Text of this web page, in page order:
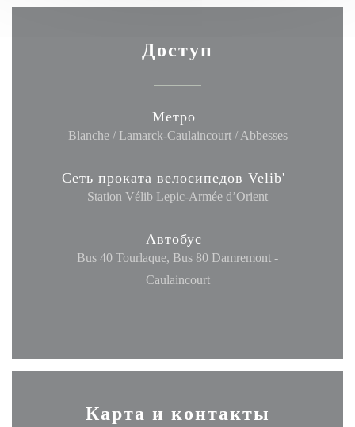
Доступ
Метро
Blanche / Lamarck-Caulaincourt / Abbesses
Сеть проката велосипедов Velib'
Station Vélib Lepic-Armée d’Orient
Автобус
Bus 40 Tourlaque, Bus 80 Damremont -
Caulaincourt
Карта и контакты